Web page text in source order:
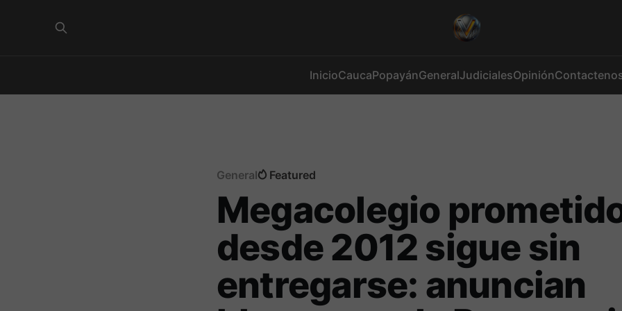
InicioCaucaPopayánGeneralJudicialesOpinión
General Featured
Megacolegio
desde 2012 sigue sin
entregarse: anuncian